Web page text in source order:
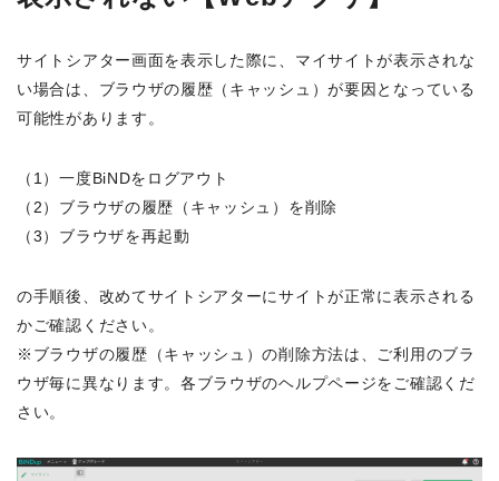
サイトシアター画面を表示した際に、マイサイトが表示されな
い場合は、ブラウザの履歴（キャッシュ）が要因となっている
可能性があります。
（1）一度BiNDをログアウト
（2）ブラウザの履歴（キャッシュ）を削除
（3）ブラウザを再起動
の手順後、改めてサイトシアターにサイトが正常に表示される
かご確認ください。
※ブラウザの履歴（キャッシュ）の削除方法は、ご利用のブラ
ウザ毎に異なります。各ブラウザのヘルプページをご確認くだ
さい。